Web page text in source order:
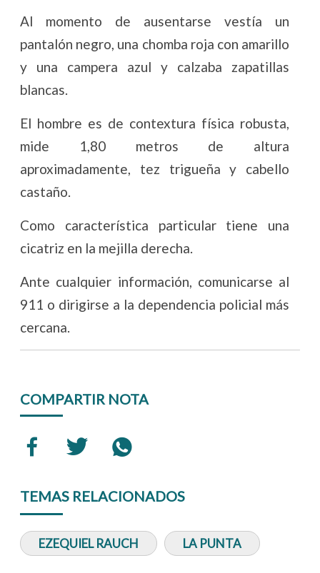
Al momento de ausentarse vestía un
pantalón negro, una chomba roja con amarillo
y una campera azul y calzaba zapatillas
blancas.
El hombre es de contextura física robusta,
mide 1,80 metros de altura
aproximadamente, tez trigueña y cabello
castaño.
Como característica particular tiene una
cicatriz en la mejilla derecha.
Ante cualquier información, comunicarse al
911 o dirigirse a la dependencia policial más
cercana.
COMPARTIR NOTA
TEMAS RELACIONADOS
EZEQUIEL RAUCH LA PUNTA